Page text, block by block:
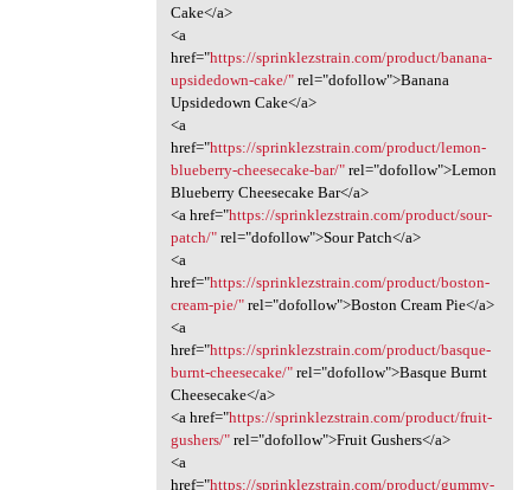
Cake</a>
<a
href="https://sprinklezstrain.com/product/banana-
upsidedown-cake/"rel="dofollow">Banana
Upsidedown Cake</a>
<a
href="https://sprinklezstrain.com/product/lemon-
blueberry-cheesecake-bar/"rel="dofollow">Lemon
Blueberry Cheesecake Bar</a>
<a href="https://sprinklezstrain.com/product/sour-
patch/"rel="dofollow">Sour Patch</a>
<a
href="https://sprinklezstrain.com/product/boston-
cream-pie/"rel="dofollow">Boston Cream Pie</a>
<a
href="https://sprinklezstrain.com/product/basque-
burnt-cheesecake/"rel="dofollow">Basque Burnt
Cheesecake</a>
<a href="https://sprinklezstrain.com/product/fruit-
gushers/"rel="dofollow">Fruit Gushers</a>
<a
href="https://sprinklezstrain.com/product/gummy-